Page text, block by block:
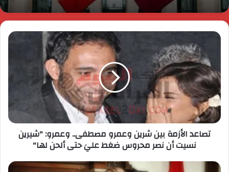
الحرس الثوري يخـ ـترق البحرين! القصة الكاملة
لأكبر اختـ ـراق إيراني لمملكة البحرين؟
تصاعد الأزمة بين شرين وعمرو مصطفى.. وعمرو: "شيرين
نسيت أن نصر محروس ضغط عليَ حتى ألحن لها"